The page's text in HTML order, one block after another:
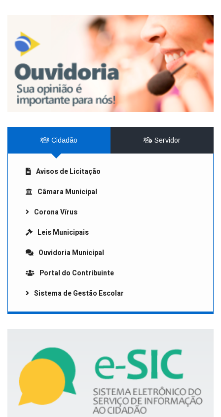
Cidadão Servidor
Avisos de Licitação
Câmara Municipal
Corona Vírus
Leis Municipais
Ouvidoria Municipal
Portal do Contribuinte
Sistema de Gestão Escolar